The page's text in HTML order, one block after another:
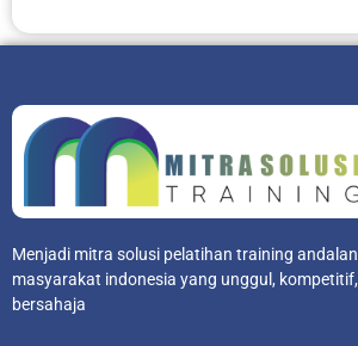
Menjadi mitra solusi pelatihan training
masyarakat indonesia yang unggul,
bersahaja